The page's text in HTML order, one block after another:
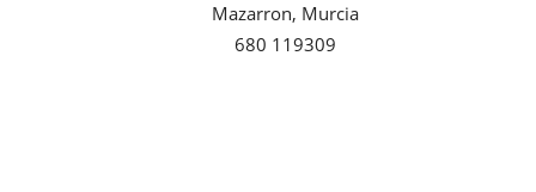
Mazarron, Murcia
680 119309